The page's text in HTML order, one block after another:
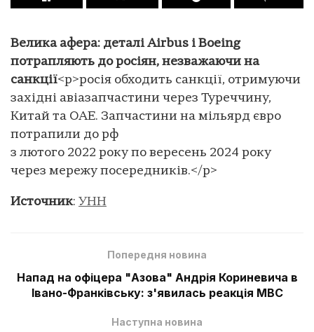
Велика афера: деталі Airbus і Boeing
потрапляють до росіян, незважаючи на
санкції<p>росія обходить санкції, отримуючи
західні авіазапчастини через Туреччину,
Китай та ОАЕ. Запчастини на мільярд євро
потрапили до рф
з лютого 2022 року по вересень 2024 року
через мережу посередників.</p>
Источник: УНН
Попередня новина
Напад на офіцера "Азова" Андрія Кориневича в
Івано-Франківську: з'явилась реакція МВС
Наступна новина